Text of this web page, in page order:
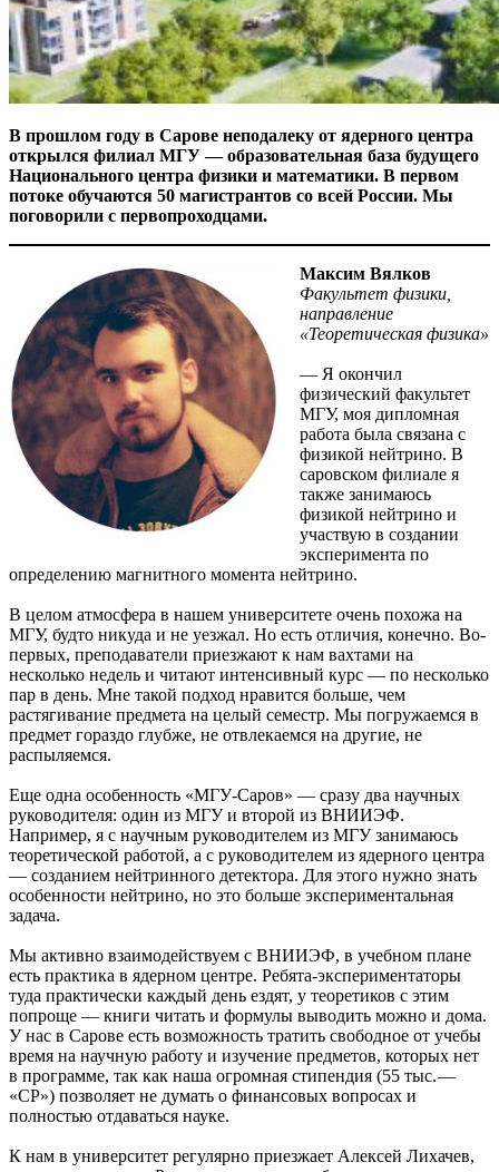
В прошлом году в Сарове неподалеку от ядерного центра
открылся филиал МГУ — ​образовательная база будущего
Национального центра физики и математики. В первом
потоке обучаются 50 магистрантов со всей России. Мы
поговорили с первопроходцами.
Максим Вялков
Факультет физики,
направление
«Теоретическая физика»
— Я окончил
физический факультет
МГУ, моя дипломная
работа была связана с
физикой нейтрино. В
саровском филиале я
также занимаюсь
физикой нейтрино и
участвую в создании
эксперимента по
определению магнитного момента нейтрино.
В целом атмосфера в нашем университете очень похожа на
МГУ, будто никуда и не уезжал. Но есть отличия, конечно. Во-
первых, преподаватели приезжают к нам вахтами на
несколько недель и читают интенсивный курс — ​по несколько
пар в день. Мне такой подход нравится больше, чем
растягивание предмета на целый семестр. Мы погружаемся в
предмет гораздо глубже, не отвлекаемся на другие, не
распыляемся.
Еще одна особенность «МГУ-Саров» — ​сразу два научных
руководителя: один из МГУ и второй из ВНИИЭФ.
Например, я с научным руководителем из МГУ занимаюсь
теоретической работой, а с руководителем из ядерного центра
— ​созданием нейтринного детектора. Для этого нужно знать
особенности нейтрино, но это больше экспериментальная
задача.
Мы активно взаимодействуем с ВНИИЭФ, в учебном плане
есть практика в ядерном центре. Ребята-­экспериментаторы
туда практически каждый день ездят, у теоретиков с этим
попроще — ​книги читать и формулы выводить можно и дома.
У нас в Сарове есть возможность тратить свободное от учебы
время на научную работу и изучение предметов, которых нет
в программе, так как наша огромная стипендия (55 тыс. —
«СР») позволяет не думать о финансовых вопросах и
полностью отдаваться науке.
К нам в университет регулярно приезжает Алексей Лихачев,